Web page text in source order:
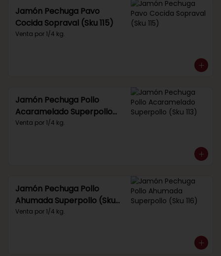
Jamón Pechuga Pavo
Cocida Sopraval (Sku 115)
Venta por 1/4 kg.
Jamón Pechuga Pollo
Acaramelado Superpollo
(Sku 113)
Venta por 1/4 kg.
Jamón Pechuga Pollo
Ahumada Superpollo (Sku
116)
Venta por 1/4 kg.